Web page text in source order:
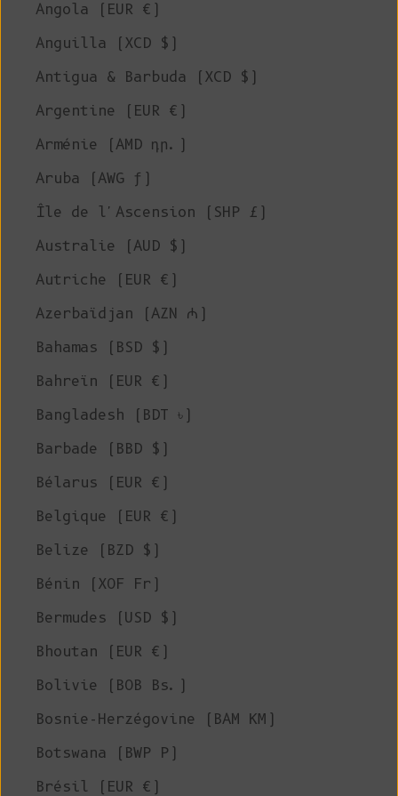
Angola (EUR €)
Anguilla (XCD $)
Antigua & Barbuda (XCD $)
Argentine (EUR €)
Arménie (AMD դր.)
Aruba (AWG ƒ)
Île de l'Ascension (SHP £)
Australie (AUD $)
Autriche (EUR €)
Azerbaïdjan (AZN ₼)
Bahamas (BSD $)
Bahreïn (EUR €)
Bangladesh (BDT ৳)
Barbade (BBD $)
Bélarus (EUR €)
Belgique (EUR €)
Belize (BZD $)
Bénin (XOF Fr)
Bermudes (USD $)
Bhoutan (EUR €)
Bolivie (BOB Bs.)
Bosnie-Herzégovine (BAM КМ)
Botswana (BWP P)
Brésil (EUR €)